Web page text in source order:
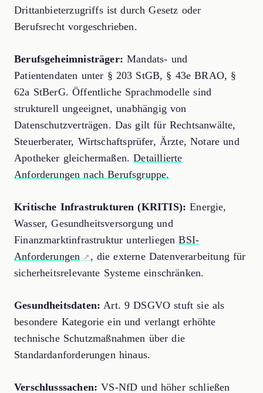
Drittanbieterzugriffs ist durch Gesetz oder
Berufsrecht vorgeschrieben.
Berufsgeheimnisträger: Mandats- und
Patientendaten unter § 203 StGB, § 43e BRAO, §
62a StBerG. Öffentliche Sprachmodelle sind
strukturell ungeeignet, unabhängig von
Datenschutzverträgen. Das gilt für Rechtsanwälte,
Steuerberater, Wirtschaftsprüfer, Ärzte, Notare und
Apotheker gleichermaßen.Detaillierte
Anforderungen nach Berufsgruppe.
Kritische Infrastrukturen (KRITIS): Energie,
Wasser, Gesundheitsversorgung und
Finanzmarktinfrastruktur unterliegenBSI-
Anforderungen
, die externe Datenverarbeitung für
sicherheitsrelevante Systeme einschränken.
Gesundheitsdaten: Art. 9 DSGVO stuft sie als
besondere Kategorie ein und verlangt erhöhte
technische Schutzmaßnahmen über die
Standardanforderungen hinaus.
Verschlusssachen: VS-NfD und höher schließen